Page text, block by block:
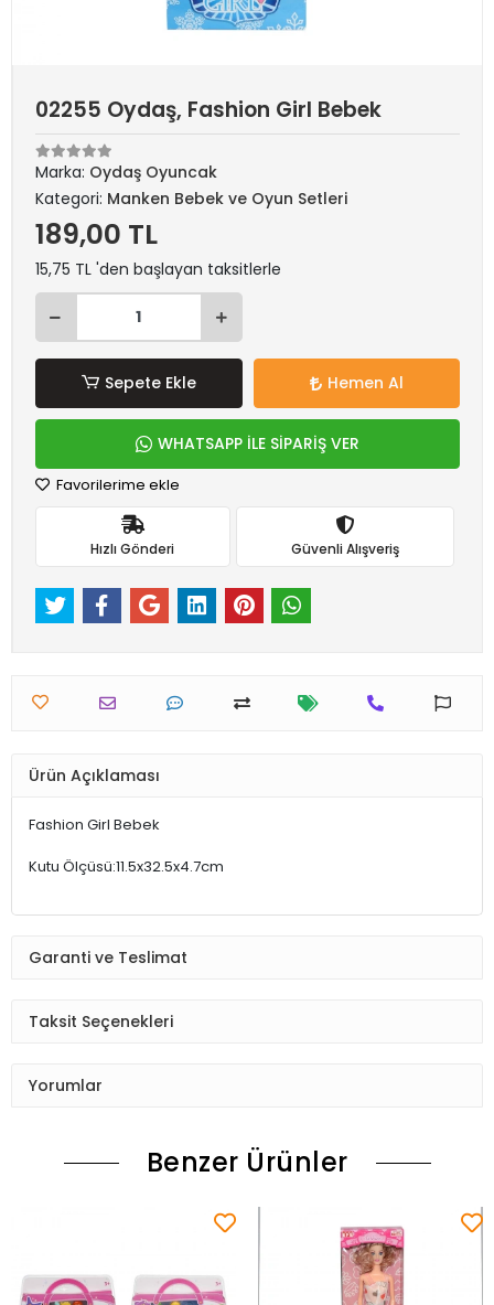
02255 Oydaş, Fashion Girl Bebek
Marka: Oydaş Oyuncak
Kategori: Manken Bebek ve Oyun Setleri
189,00 TL
15,75 TL 'den başlayan taksitlerle
Sepete Ekle Hemen Al
WHATSAPP İLE SİPARİŞ VER
Favorilerime ekle
Hızlı Gönderi Güvenli Alışveriş
Ürün Açıklaması
Fashion Girl Bebek
Kutu Ölçüsü:11.5x32.5x4.7cm
Garanti ve Teslimat
Taksit Seçenekleri
Yorumlar
Benzer Ürünler